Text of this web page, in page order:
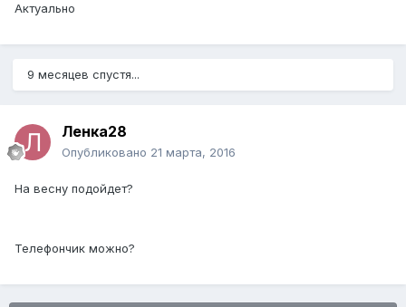
Актуально
9 месяцев спустя...
Ленка28
Опубликовано 21 марта, 2016
На весну подойдет?
Телефончик можно?